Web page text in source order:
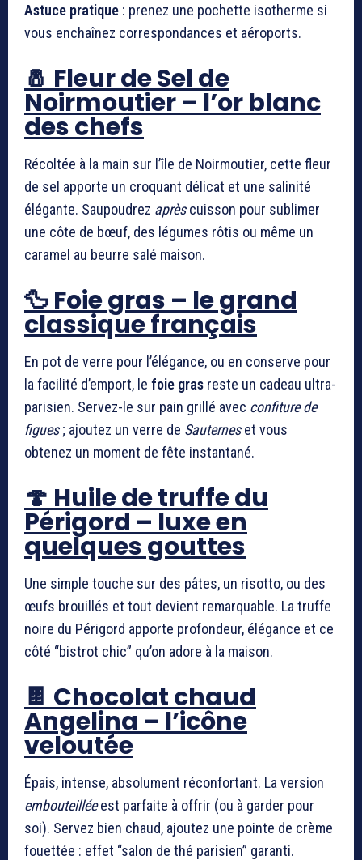
Astuce pratique : prenez une pochette isotherme si
vous enchaînez correspondances et aéroports.
🧂 Fleur de Sel de
Noirmoutier – l’or blanc
des chefs
Récoltée à la main sur l’île de Noirmoutier, cette fleur
de sel apporte un croquant délicat et une salinité
élégante. Saupoudrez aprèscuisson pour sublimer
une côte de bœuf, des légumes rôtis ou même un
caramel au beurre salé maison.
🦆 Foie gras – le grand
classique français
En pot de verre pour l’élégance, ou en conserve pour
la facilité d’emport, le foie gras reste un cadeau ultra-
parisien. Servez-le sur pain grillé avec confiture de
figues; ajoutez un verre de Sauterneset vous
obtenez un moment de fête instantané.
🍄 Huile de truffe du
Périgord – luxe en
quelques gouttes
Une simple touche sur des pâtes, un risotto, ou des
œufs brouillés et tout devient remarquable. La truffe
noire du Périgord apporte profondeur, élégance et ce
côté “bistrot chic” qu’on adore à la maison.
🍫 Chocolat chaud
Angelina – l’icône
veloutée
Épais, intense, absolument réconfortant. La version
embouteilléeest parfaite à offrir (ou à garder pour
soi). Servez bien chaud, ajoutez une pointe de crème
fouettée : effet “salon de thé parisien” garanti.